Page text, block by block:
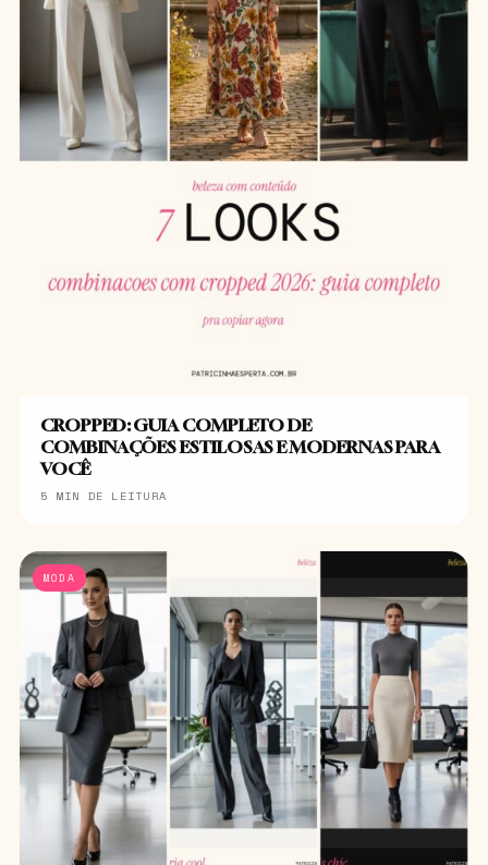
CROPPED: GUIA COMPLETO DE
COMBINAÇÕES ESTILOSAS E MODERNAS PARA
VOCÊ
5 MIN DE LEITURA
MODA